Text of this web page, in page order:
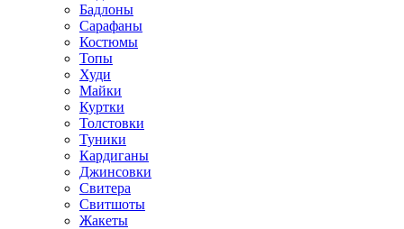
Бадлоны
Сарафаны
Костюмы
Топы
Худи
Майки
Куртки
Толстовки
Туники
Кардиганы
Джинсовки
Свитера
Свитшоты
Жакеты